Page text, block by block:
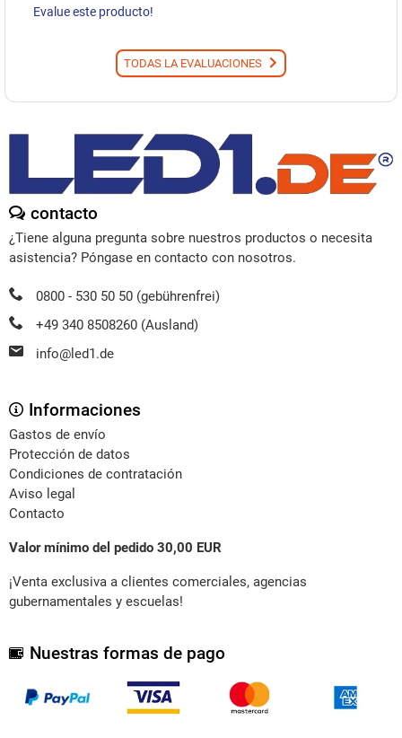
Evalue este producto!
TODAS LA EVALUACIONES
contacto
¿Tiene alguna pregunta sobre nuestros productos o necesita
asistencia? Póngase en contacto con nosotros.
0800 - 530 50 50 (gebührenfrei)
+49 340 8508260 (Ausland)
info@led1.de
Informaciones
Gastos de envío
Protección de datos
Condiciones de contratación
Aviso legal
Contacto
Valor mínimo del pedido 30,00 EUR
¡Venta exclusiva a clientes comerciales, agencias
gubernamentales y escuelas!
Nuestras formas de pago